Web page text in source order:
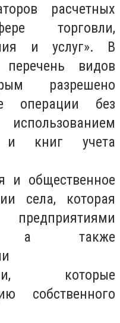
расчетных
торговли,
и услуг». В
видов
разрешено
операции без
и книг учета
и общественное
села, которая
а также
которые
собственного